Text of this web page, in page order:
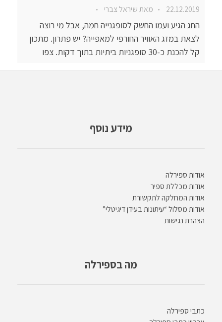
22.12.2019 מאתשיראל צברי
החג הגיע ועמו החשק לסופגנייה חמה, אבל מי רוצה
לצאת במזג האוויר החורפי למאפייה? יש פתרון. מתכון
קל להכנת כ-30 סופגניות ביתיות בתוך דקות. צפו
מידע נוסף
אודות ספירלה
אודות מכללת ספיר
אודות המחלקה לתקשורת
אודות מסלול “עיתונות בעידן דיגיטלי”
הצהרת נגישות
מה בספירלה
כתבי ספירלה